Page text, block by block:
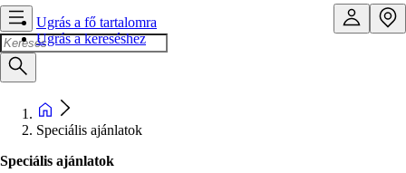
Ugrás a fő tartalomra
Ugrás a kereséshez
Speciális ajánlatok
Speciális ajánlatok